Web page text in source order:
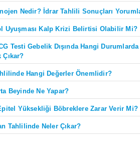
Nedir? İdrar Tahlili Sonuçları
Uyuşması Kalp Krizi Belirtisi Olabilir Mi?
Testi Gebelik Dışında Hangi Durumlarda
Çıkar?
Hangi Değerler Önemlidir?
Beyinde Ne Yapar?
Yüksekliği Böbreklere Zarar Verir Mi?
Tahlilinde Neler Çıkar?